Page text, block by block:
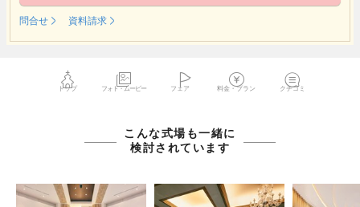
問合せ 資料請求
トップ フォト・ムービー フェア 料金・プラン クチコミ
こんな式場も一緒に
検討されています